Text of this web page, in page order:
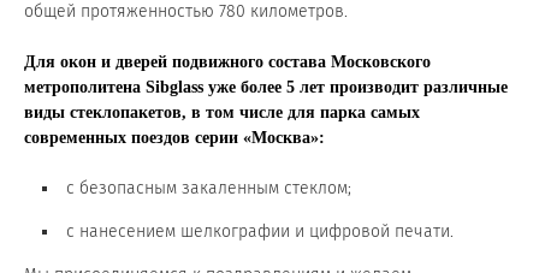
Стекло для мебели, оборудования и бытовой техники
Комплектующие для переработки стекла
заказчиков
общей протяженностью 780 километров.
Для окон и дверей подвижного состава Московского
метрополитена Sibglass уже более 5 лет производит различные
виды стеклопакетов, в том числе для парка самых
современных поездов серии «Москва»:
с безопасным закаленным стеклом;
с нанесением шелкографии и цифровой печати.